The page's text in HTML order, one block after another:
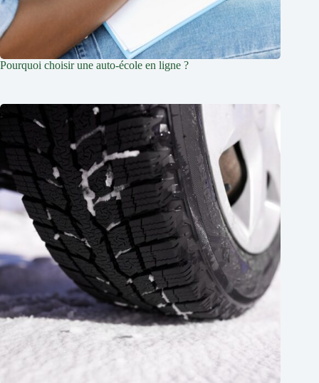
Pourquoi choisir une auto-école en ligne ?